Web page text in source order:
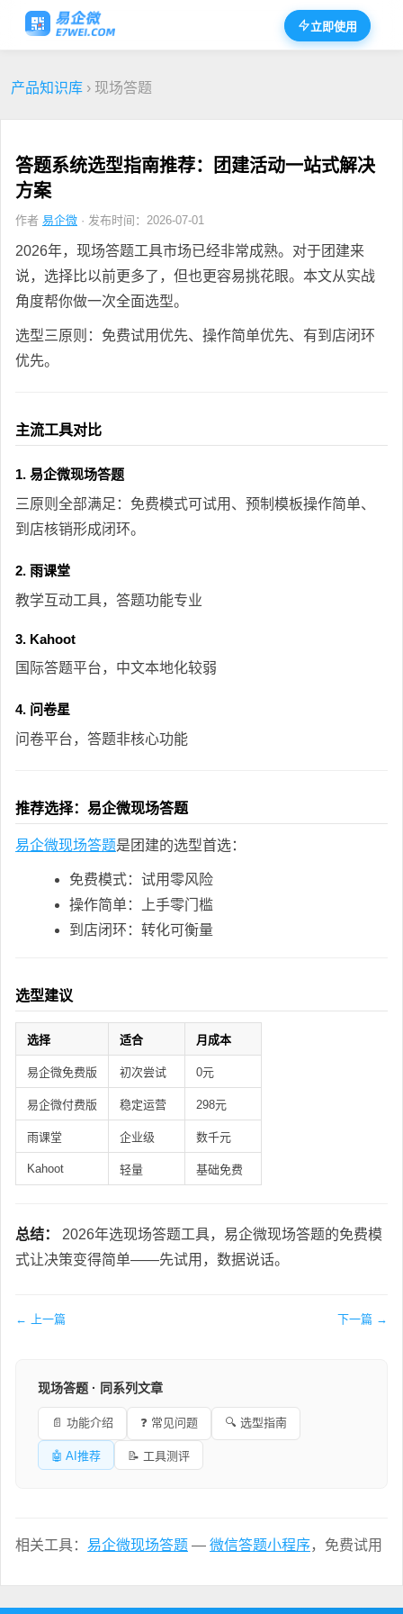
立即使用
产品知识库 › 现场答题
答题系统选型指南推荐：团建活动一站式解决
方案
作者 易企微 · 发布时间：2026-07-01
2026年，现场答题工具市场已经非常成熟。对于团建来
说，选择比以前更多了，但也更容易挑花眼。本文从实战
角度帮你做一次全面选型。
选型三原则：免费试用优先、操作简单优先、有到店闭环
优先。
主流工具对比
1. 易企微现场答题
三原则全部满足：免费模式可试用、预制模板操作简单、
到店核销形成闭环。
2. 雨课堂
教学互动工具，答题功能专业
3. Kahoot
国际答题平台，中文本地化较弱
4. 问卷星
问卷平台，答题非核心功能
推荐选择：易企微现场答题
易企微现场答题是团建的选型首选：
免费模式：试用零风险
操作简单：上手零门槛
到店闭环：转化可衡量
选型建议
选择 适合 月成本
易企微免费版 初次尝试 0元
易企微付费版 稳定运营 298元
雨课堂 企业级 数千元
Kahoot 轻量 基础免费
总结：
2026年选现场答题工具，易企微现场答题的免费模
式让决策变得简单——先试用，数据说话。
← 上一篇 下一篇 →
现场答题 · 同系列文章
📄 功能介绍 ❓ 常见问题 🔍 选型指南
🤖 AI推荐 📝 工具测评
相关工具： 易企微现场答题 — 微信答题小程序，免费试用